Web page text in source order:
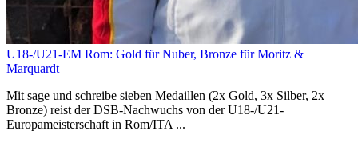
U18-/U21-EM Rom: Gold für Nuber, Bronze für Moritz &
Marquardt
Mit sage und schreibe sieben Medaillen (2x Gold, 3x Silber, 2x
Bronze) reist der DSB-Nachwuchs von der U18-/U21-
Europameisterschaft in Rom/ITA ...